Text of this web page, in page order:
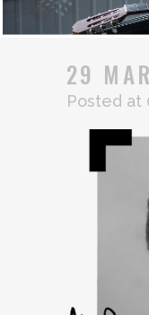
29 MAR
Posted at